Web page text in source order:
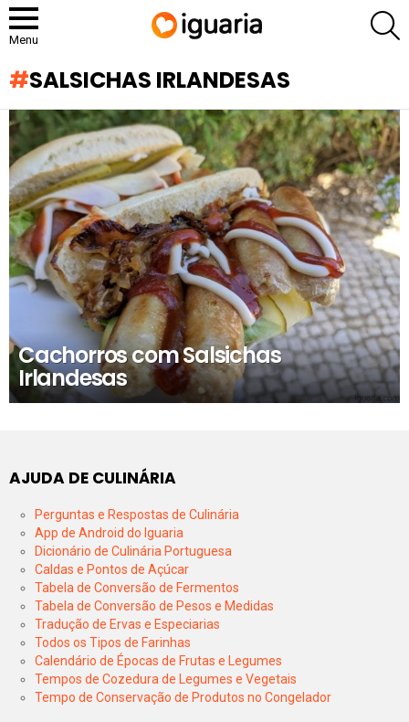
Menu
SALSICHAS IRLANDESAS
RECOMENDADOS
Cachorros com Salsichas
Irlandesas
AJUDA DE CULINÁRIA
Perguntas e Respostas de Culinária
App de Android do Iguaria
Dicionário de Culinária Portuguesa
Caldas e Pontos de Açúcar
Tabela de Conversão de Fermentos
Tabela de Conversão de Pesos e Medidas
Tradução de Ervas e Especiarias
Todos os Tipos de Farinhas
Calendário de Épocas de Frutas e Legumes
Tempos de Cozedura de Legumes e Vegetais
Tempo de Conservação de Produtos no Congelador